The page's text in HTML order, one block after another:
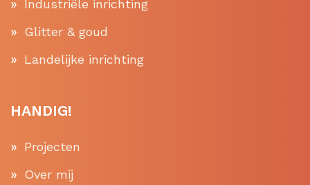
Industriële inrichting
Glitter & goud
Landelijke inrichting
HANDIG!
Projecten
Over mij